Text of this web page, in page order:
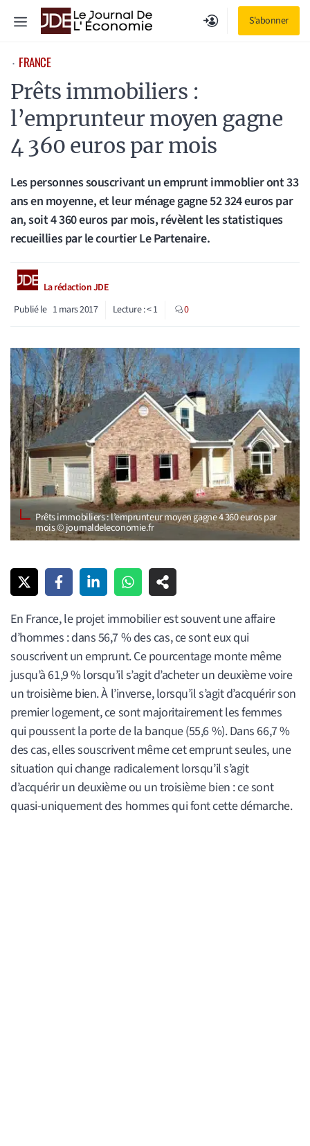
S'abonner
Menu
⋅ FRANCE
Prêts immobiliers :
l’emprunteur moyen gagne
4 360 euros par mois
Les personnes souscrivant un emprunt immoblier ont 33
ans en moyenne, et leur ménage gagne 52 324 euros par
an, soit 4 360 euros par mois, révèlent les statistiques
recueillies par le courtier Le Partenaire.
La rédaction JDE
Publié le 1 mars 2017 Lecture :< 1 0
Prêts immobiliers : l’emprunteur moyen gagne 4 360 euros par
mois © journaldeleconomie.fr
En France, le projet immobilier est souvent une affaire
d’hommes : dans 56,7 % des cas, ce sont eux qui
souscrivent un emprunt. Ce pourcentage monte même
jusqu’à 61,9 % lorsqu’il s’agit d’acheter un deuxième voire
un troisième bien. À l’inverse, lorsqu’il s’agit d’acquérir son
premier logement, ce sont majoritairement les femmes
qui poussent la porte de la banque (55,6 %). Dans 66,7 %
des cas, elles souscrivent même cet emprunt seules, une
situation qui change radicalement lorsqu’il s’agit
d’acquérir un deuxième ou un troisième bien : ce sont
quasi-uniquement des hommes qui font cette démarche.